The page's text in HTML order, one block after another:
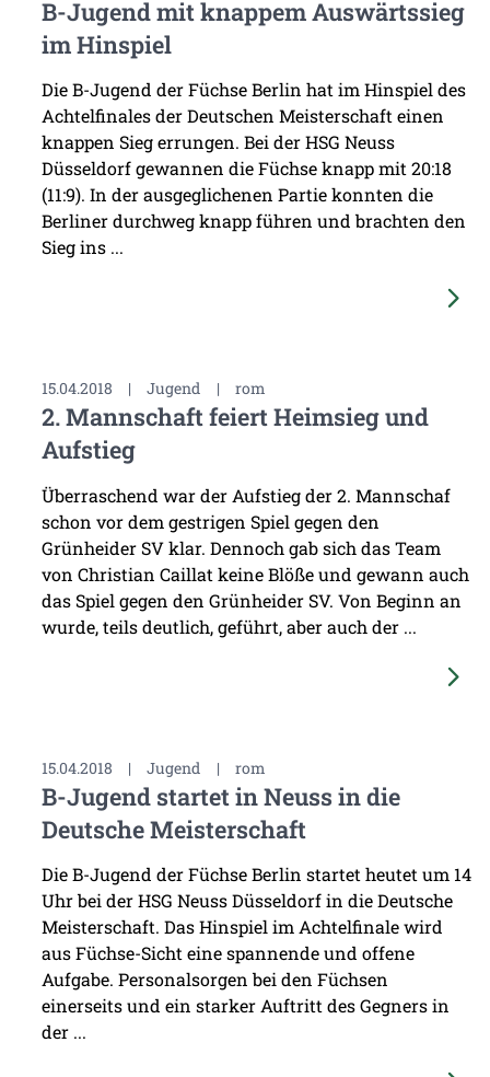
B-Jugend mit knappem Auswärtssieg
im Hinspiel
Die B-Jugend der Füchse Berlin hat im Hinspiel des
Achtelfinales der Deutschen Meisterschaft einen
knappen Sieg errungen. Bei der HSG Neuss
Düsseldorf gewannen die Füchse knapp mit 20:18
(11:9). In der ausgeglichenen Partie konnten die
Berliner durchweg knapp führen und brachten den
Sieg ins ...
15.04.2018 | Jugend | rom
2. Mannschaft feiert Heimsieg und
Aufstieg
Überraschend war der Aufstieg der 2. Mannschaf
schon vor dem gestrigen Spiel gegen den
Grünheider SV klar. Dennoch gab sich das Team
von Christian Caillat keine Blöße und gewann auch
das Spiel gegen den Grünheider SV. Von Beginn an
wurde, teils deutlich, geführt, aber auch der ...
15.04.2018 | Jugend | rom
B-Jugend startet in Neuss in die
Deutsche Meisterschaft
Die B-Jugend der Füchse Berlin startet heutet um 14
Uhr bei der HSG Neuss Düsseldorf in die Deutsche
Meisterschaft. Das Hinspiel im Achtelfinale wird
aus Füchse-Sicht eine spannende und offene
Aufgabe. Personalsorgen bei den Füchsen
einerseits und ein starker Auftritt des Gegners in
der ...